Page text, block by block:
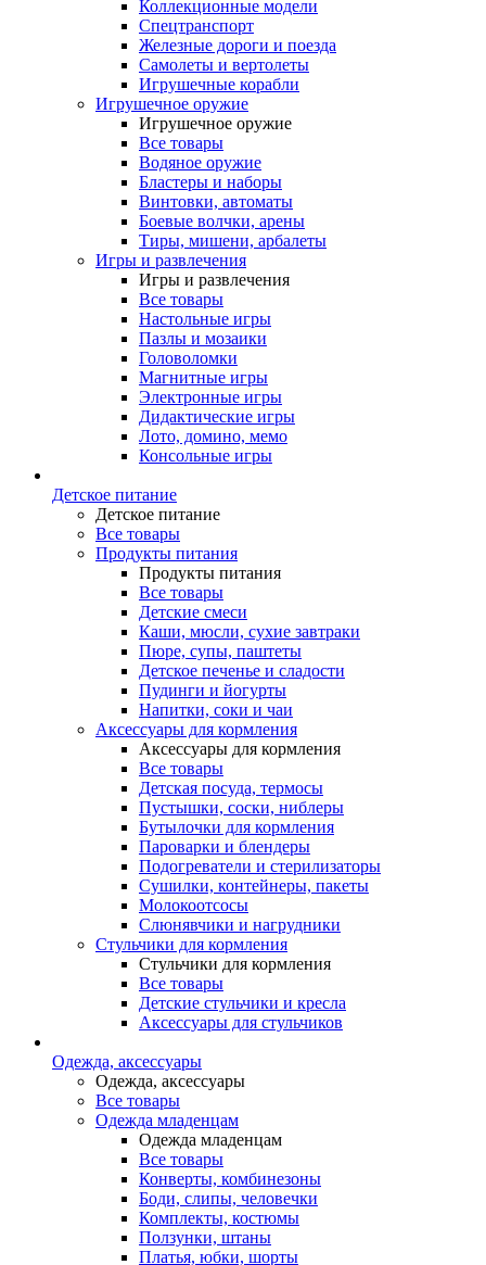
Коллекционные модели
Спецтранспорт
Железные дороги и поезда
Самолеты и вертолеты
Игрушечные корабли
Игрушечное оружие
Игрушечное оружие
Все товары
Водяное оружие
Бластеры и наборы
Винтовки, автоматы
Боевые волчки, арены
Тиры, мишени, арбалеты
Игры и развлечения
Игры и развлечения
Все товары
Настольные игры
Пазлы и мозаики
Головоломки
Магнитные игры
Электронные игры
Дидактические игры
Лото, домино, мемо
Консольные игры
Детское питание
Детское питание
Все товары
Продукты питания
Продукты питания
Все товары
Детские смеси
Каши, мюсли, сухие завтраки
Пюре, супы, паштеты
Детское печенье и сладости
Пудинги и йогурты
Напитки, соки и чаи
Аксессуары для кормления
Аксессуары для кормления
Все товары
Детская посуда, термосы
Пустышки, соски, ниблеры
Бутылочки для кормления
Пароварки и блендеры
Подогреватели и стерилизаторы
Сушилки, контейнеры, пакеты
Молокоотсосы
Слюнявчики и нагрудники
Стульчики для кормления
Стульчики для кормления
Все товары
Детские стульчики и кресла
Аксессуары для стульчиков
Одежда, аксессуары
Одежда, аксессуары
Все товары
Одежда младенцам
Одежда младенцам
Все товары
Конверты, комбинезоны
Боди, слипы, человечки
Комплекты, костюмы
Ползунки, штаны
Платья, юбки, шорты